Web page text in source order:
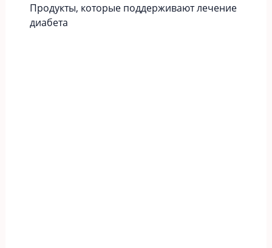
Продукты, которые поддерживают лечение
диабета